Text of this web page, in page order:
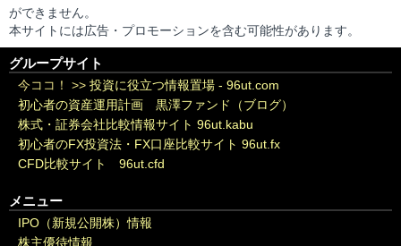
ができません。
本サイトには広告・プロモーションを含む可能性があります。
グループサイト
今ココ！ >> 投資に役立つ情報置場 - 96ut.com
初心者の資産運用計画 黒澤ファンド（ブログ）
株式・証券会社比較情報サイト 96ut.kabu
初心者のFX投資法・FX口座比較サイト 96ut.fx
CFD比較サイト 96ut.cfd
メニュー
IPO（新規公開株）情報
株主優待情報